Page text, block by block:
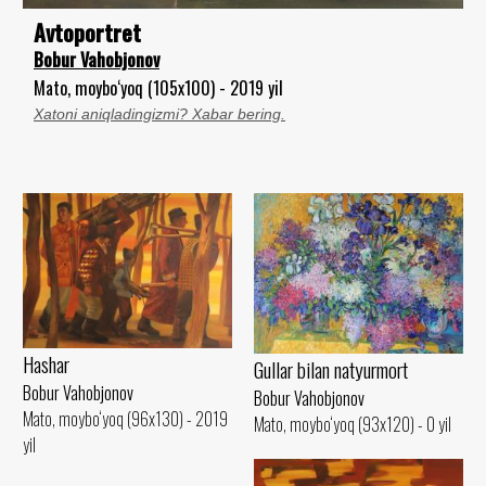
Avtoportret
Bobur Vahobjonov
Mato, moybo‘yoq (105x100) - 2019 yil
Xatoni aniqladingizmi? Xabar bering.
Hashar
Bobur Vahobjonov
Mato, moybo‘yoq (96x130) - 2019
yil
Gullar bilan natyurmort
Bobur Vahobjonov
Mato, moybo‘yoq (93x120) - 0 yil